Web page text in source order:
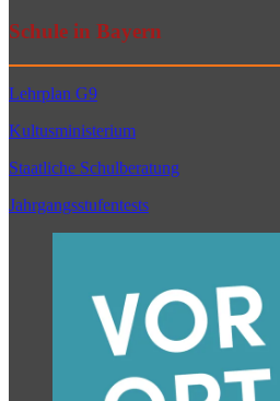
Schule in Bayern
Lehrplan G9
Kultusministerium
Staatliche Schulberatung
Jahrgangsstufentests